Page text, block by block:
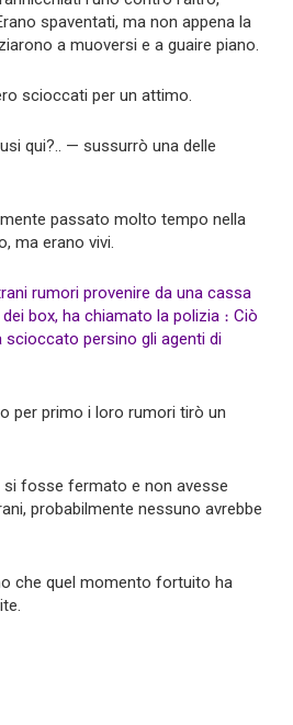
spaventati, ma non appena la
a muoversi e a guaire piano.
scioccati per un attimo.
qui?.. — sussurrò una delle
passato molto tempo nella
ma erano vivi.
per primo i loro rumori tirò un
fosse fermato e non avesse
probabilmente nessuno avrebbe
che quel momento fortuito ha